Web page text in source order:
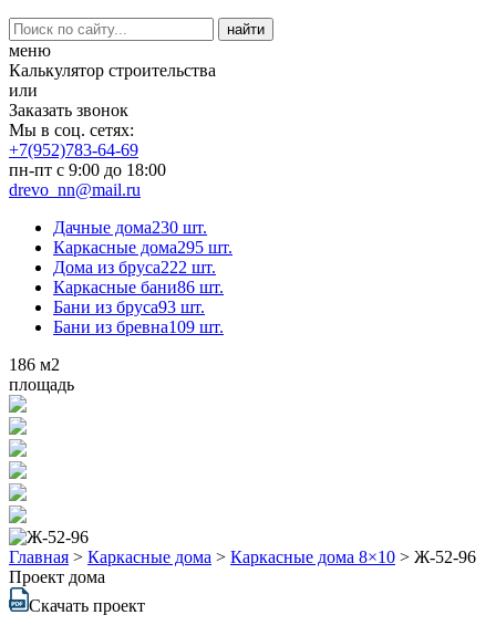
меню
Калькулятор строительства
или
Заказать звонок
Мы в соц. сетях:
+7(952)783-64-69
пн-пт с 9:00 до 18:00
drevo_nn@mail.ru
Дачные дома230 шт.
Каркасные дома295 шт.
Дома из бруса222 шт.
Каркасные бани86 шт.
Бани из бруса93 шт.
Бани из бревна109 шт.
186 м2
площадь
Главная > Каркасные дома > Каркасные дома 8×10 > Ж-52-96
Проект дома
Скачать проект